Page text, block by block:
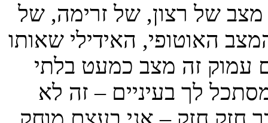
מצב של רצון, של זרימה, של
האוטופי, האידילי שאותו
עמוק זה מצב כמעט בלתי
לך בעיניים – זה לא